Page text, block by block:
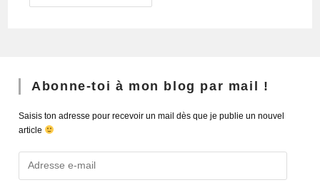
Abonne-toi à mon blog par mail !
Saisis ton adresse pour recevoir un mail dès que je publie un nouvel
article